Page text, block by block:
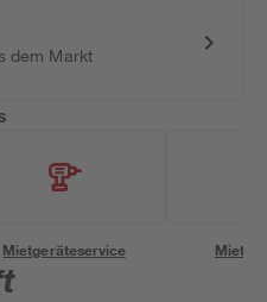
dem Markt
Mietgeräteservice